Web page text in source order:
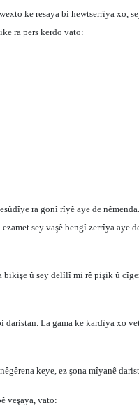
ke resaya bi hewtserrîya xo,
ra pers kerdo vato:
ra gonî rîyê aye de
sey vaşê bengî zerrîya aye
û sey delîlî mi rê pişik û
La gama ke kardîya xo
keye, ez şona mîyanê
veşaya, vato: